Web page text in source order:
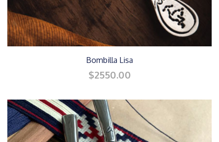
Bombilla Lisa
$2550.00